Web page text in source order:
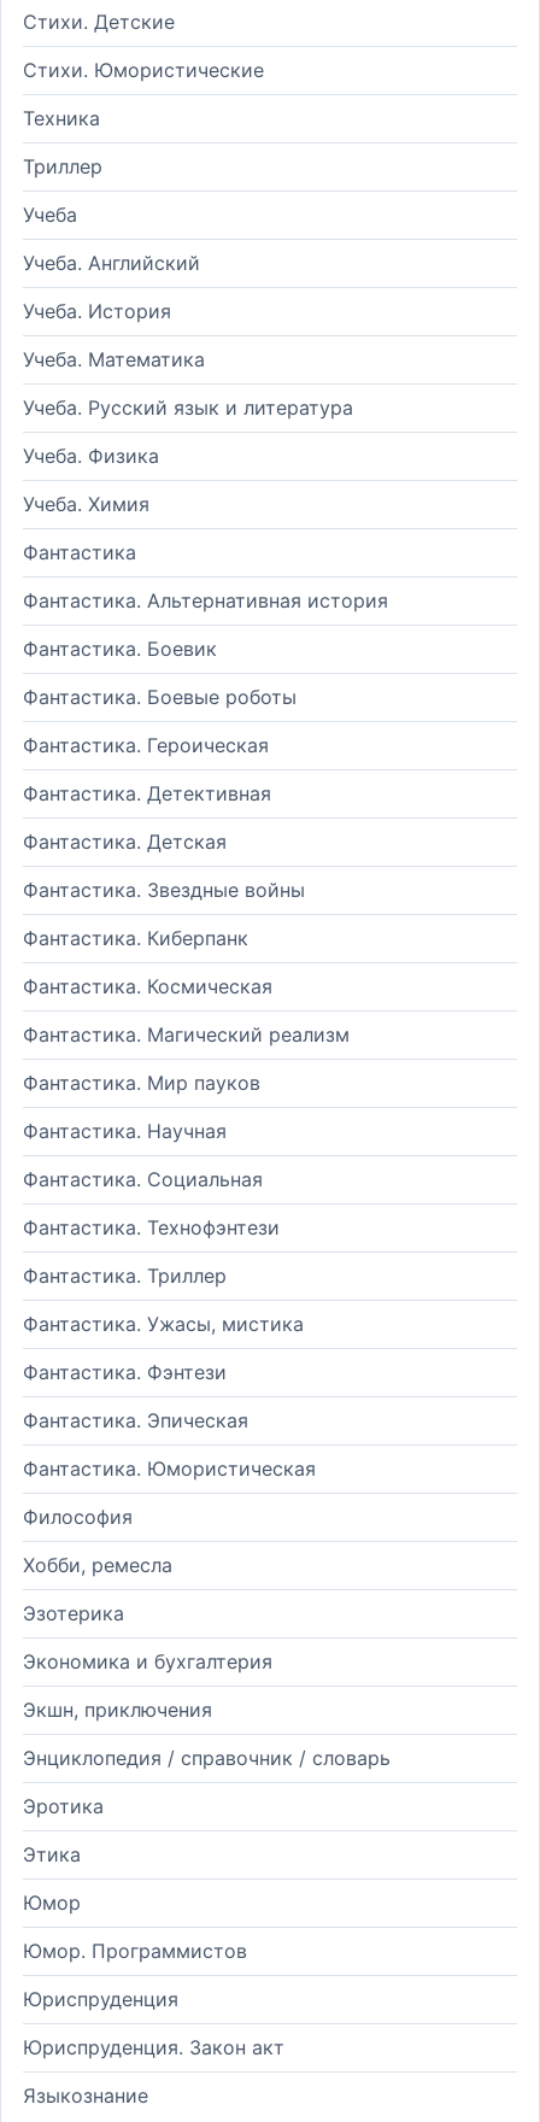
Стихи. Детские
Стихи. Юмористические
Техника
Триллер
Учеба
Учеба. Английский
Учеба. История
Учеба. Математика
Учеба. Русский язык и литература
Учеба. Физика
Учеба. Химия
Фантастика
Фантастика. Альтернативная история
Фантастика. Боевик
Фантастика. Боевые роботы
Фантастика. Героическая
Фантастика. Детективная
Фантастика. Детская
Фантастика. Звездные войны
Фантастика. Киберпанк
Фантастика. Космическая
Фантастика. Магический реализм
Фантастика. Мир пауков
Фантастика. Научная
Фантастика. Социальная
Фантастика. Технофэнтези
Фантастика. Триллер
Фантастика. Ужасы, мистика
Фантастика. Фэнтези
Фантастика. Эпическая
Фантастика. Юмористическая
Философия
Хобби, ремесла
Эзотерика
Экономика и бухгалтерия
Экшн, приключения
Энциклопедия / справочник / словарь
Эротика
Этика
Юмор
Юмор. Программистов
Юриспруденция
Юриспруденция. Закон акт
Языкознание